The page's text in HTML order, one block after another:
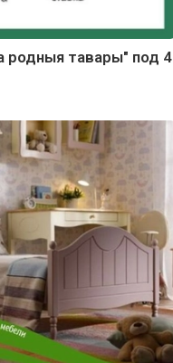
родныя тавары" под 4